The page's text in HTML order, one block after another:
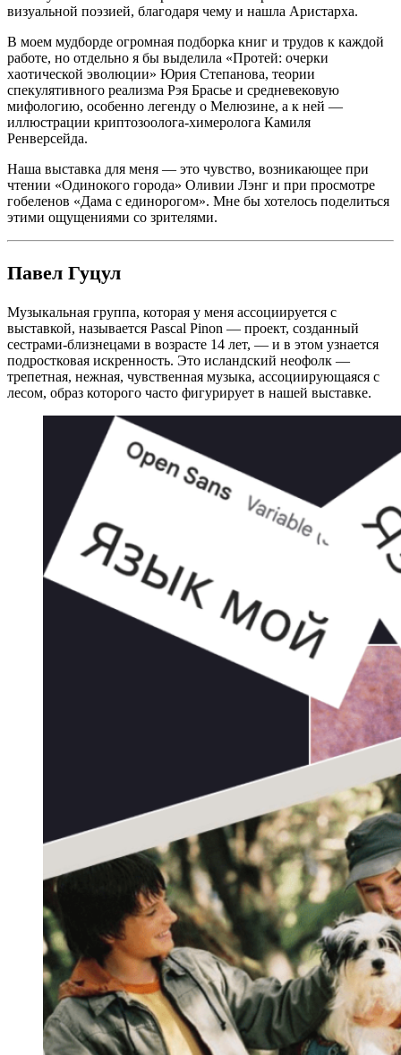
визуальной поэзией, благодаря чему и нашла Аристарха.
В моем мудборде огромная подборка книг и трудов к каждой
работе, но отдельно я бы выделила «Протей: очерки
хаотической эволюции» Юрия Степанова, теории
спекулятивного реализма Рэя Брасье и средневековую
мифологию, особенно легенду о Мелюзине, а к ней —
иллюстрации криптозоолога-химеролога Камиля
Ренверсейда.
Наша выставка для меня — это чувство, возникающее при
чтении «Одинокого города» Оливии Лэнг и при просмотре
гобеленов «Дама с единорогом». Мне бы хотелось поделиться
этими ощущениями со зрителями.
Павел Гуцул
Музыкальная группа, которая у меня ассоциируется с
выставкой, называется Pascal Pinon — проект, созданный
сестрами-близнецами в возрасте 14 лет, — и в этом узнается
подростковая искренность. Это исландский неофолк —
трепетная, нежная, чувственная музыка, ассоциирующаяся с
лесом, образ которого часто фигурирует в нашей выставке.